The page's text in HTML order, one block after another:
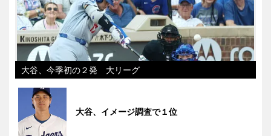
大谷、今季初の２発 大リーグ
大谷、イメージ調査で１位